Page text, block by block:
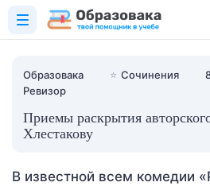
Образовака ⭐ Сочинения
Ревизор
Приемы раскрытия
Хлестакову
В известной всем комедии